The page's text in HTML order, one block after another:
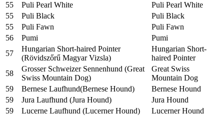
55
Puli Pearl White
Puli Pearl White
55
Puli Black
Puli Black
55
Puli Fawn
Puli Fawn
56
Pumi
Pumi
57
Hungarian Short-haired Pointer
(Rövidszőrű Magyar Vizsla)
Hungarian Short-
haired Pointer
58
Grosser Schweizer Sennenhund (Great
Swiss Mountain Dog)
Great Swiss
Mountain Dog
59
Bernese Laufhund(Bernese Hound)
Bernese Hound
59
Jura Laufhund (Jura Hound)
Jura Hound
59
Lucerne Laufhund (Lucerner Hound)
Lucerner Hound